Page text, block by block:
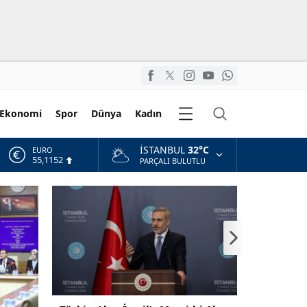
Ekonomi Spor Dünya Kadın
Kategoriler
ALTIN
6.529,72
BİST
13.703,13
DOLAR
EURO
55,1152
İSTANBUL 32°C
PARÇALI BULUTLU
10 Soruda “Terörsüz Türkiye” Teklifi